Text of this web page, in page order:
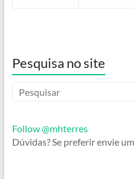
Pesquisa no site
Follow @mhterres
Dúvidas? Se preferir envie um